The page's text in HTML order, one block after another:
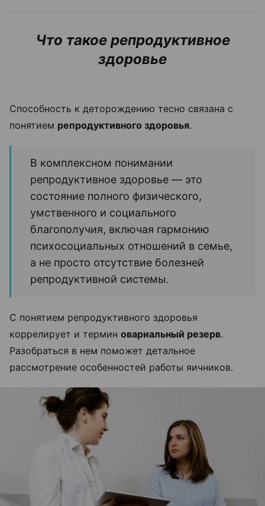
Что такое репродуктивное
здоровье
Способность к деторождению тесно связана с
понятием репродуктивного здоровья.
В комплексном понимании
репродуктивное здоровье — это
состояние полного физического,
умственного и социального
благополучия, включая гармонию
психосоциальных отношений в семье,
а не просто отсутствие болезней
репродуктивной системы.
С понятием репродуктивного здоровья
коррелирует и термин овариальный резерв.
Разобраться в нем поможет детальное
рассмотрение особенностей работы яичников.